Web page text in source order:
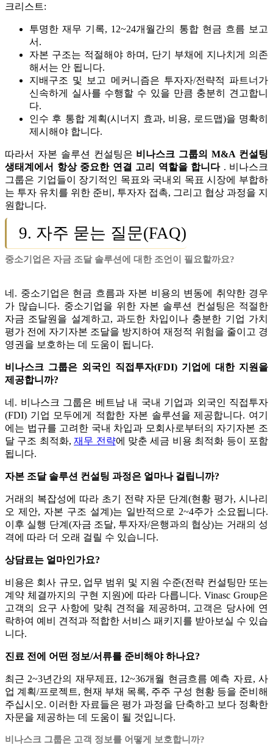
크리스트:
투명한 재무 기록, 12~24개월간의 통합 현금 흐름 보고
서.
자본 구조는 적절해야 하며, 단기 부채에 지나치게 의존
해서는 안 됩니다.
지배구조 및 보고 메커니즘은 투자자/전략적 파트너가
신속하게 실사를 수행할 수 있을 만큼 충분히 견고합니
다.
인수 후 통합 계획(시너지 효과, 비용, 로드맵)을 명확히
제시해야 합니다.
따라서 자본 솔루션 컨설팅은 비나스크 그룹의 M&A 컨설팅
생태계에서 항상 중요한 연결 고리 역할을 합니다 . 비나스크
그룹은 기업들이 장기적인 목표와 국내외 목표 시장에 부합하
는 투자 유치를 위한 준비, 투자자 접촉, 그리고 협상 과정을 지
원합니다.
9. 자주 묻는 질문(FAQ)
중소기업은 자금 조달 솔루션에 대한 조언이 필요할까요?
네. 중소기업은 현금 흐름과 자본 비용의 변동에 취약한 경우
가 많습니다. 중소기업을 위한 자본 솔루션 컨설팅은 적절한
자금 조달원을 설계하고, 과도한 차입이나 충분한 기업 가치
평가 전에 자기자본 조달을 방지하여 재정적 위험을 줄이고 경
영권을 보호하는 데 도움이 됩니다.
비나스크 그룹은 외국인 직접투자(FDI) 기업에 대한 지원을
제공합니까?
네. 비나스크 그룹은 베트남 내 국내 기업과 외국인 직접투자
(FDI) 기업 모두에게 적합한 자본 솔루션을 제공합니다. 여기
에는 법규를 고려한 국내 차입과 모회사로부터의 자기자본 조
달 구조 최적화,재무 전략에 맞춘 세금 비용 최적화 등이 포함
됩니다.
자본 조달 솔루션 컨설팅 과정은 얼마나 걸립니까?
거래의 복잡성에 따라 초기 전략 자문 단계(현황 평가, 시나리
오 제안, 자본 구조 설계)는 일반적으로 2~4주가 소요됩니다.
이후 실행 단계(자금 조달, 투자자/은행과의 협상)는 거래의 성
격에 따라 더 오래 걸릴 수 있습니다.
상담료는 얼마인가요?
비용은 회사 규모, 업무 범위 및 지원 수준(전략 컨설팅만 또는
계약 체결까지의 구현 지원)에 따라 다릅니다. Vinasc Group은
고객의 요구 사항에 맞춰 견적을 제공하며, 고객은 당사에 연
락하여 예비 견적과 적합한 서비스 패키지를 받아보실 수 있습
니다.
진료 전에 어떤 정보/서류를 준비해야 하나요?
최근 2~3년간의 재무제표, 12~36개월 현금흐름 예측 자료, 사
업 계획/프로젝트, 현재 부채 목록, 주주 구성 현황 등을 준비해
주십시오. 이러한 자료들은 평가 과정을 단축하고 보다 정확한
자문을 제공하는 데 도움이 될 것입니다.
비나스크 그룹은 고객 정보를 어떻게 보호합니까?